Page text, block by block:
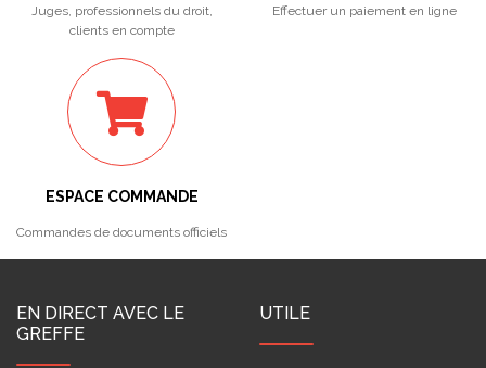
Juges, professionnels du droit,
clients en compte
Effectuer un paiement en ligne
ESPACE COMMANDE
Commandes de documents officiels
EN DIRECT AVEC LE
GREFFE
UTILE